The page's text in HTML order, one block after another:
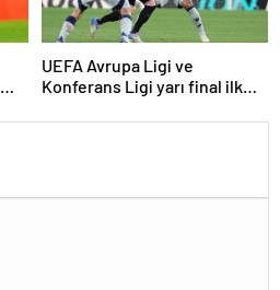
UEFA Avrupa Ligi ve
Konferans Ligi yarı final ilk